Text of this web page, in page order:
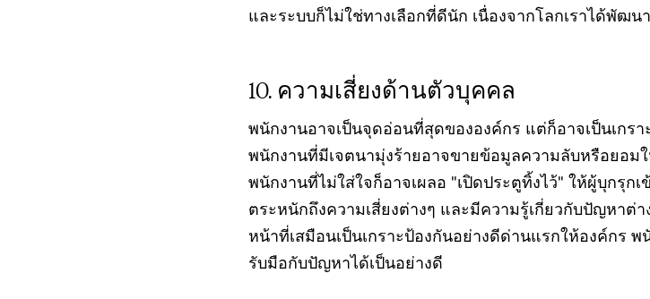
และระบบก็ไม่ใช่ทางเลือกที่ดีนัก เนื่องจากโลกเราได้พัฒ
ความเสี่ยงด้านตัวบุคคล
พนักงานอาจเป็นจุดอ่อนที่สุดขององค์กร แต่ก็อาจเป็นเกร
พนักงานที่มีเจตนามุ่งร้ายอาจขายข้อมูลความลับหรือยอม
พนักงานที่ไม่ใส่ใจก็อาจเผลอ "เปิดประตูทิ้งไว้" ให้ผู้บุกรุก
ตระหนักถึงความเสี่ยงต่างๆ และมีความรู้เกี่ยวกับปัญหาต่
หน้าที่เสมือนเป็นเกราะป้องกันอย่างดีด่านแรกให้องค์กร
รับมือกับปัญหาได้เป็นอย่างดี